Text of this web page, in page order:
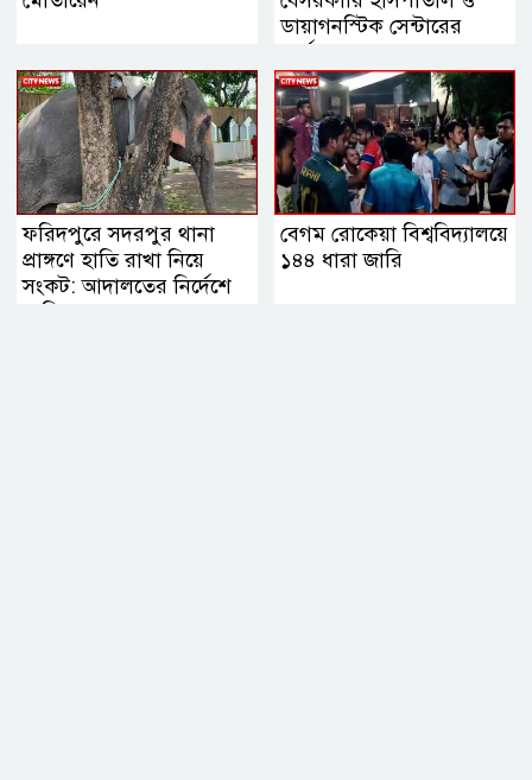
ডায়াগনস্টিক সেন্টারের
কার্যক্রম বন্ধ
ফরিদপুরে সদরপুর থানা
প্রাঙ্গণে হাতি রাখা নিয়ে
সংকট: আদালতের নির্দেশে
মালিকের কাছে হস্তান্তরের
বেগম রোকেয়া বিশ্ববিদ্যালয়ে
১৪৪ ধারা জারি